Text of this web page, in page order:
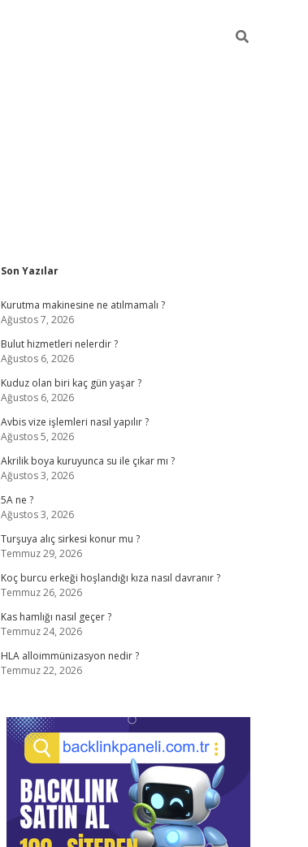
Sidebar
Son Yazılar
Kurutma makinesine ne atılmamalı ?
Ağustos 7, 2026
Bulut hizmetleri nelerdir ?
Ağustos 6, 2026
Kuduz olan biri kaç gün yaşar ?
Ağustos 6, 2026
Avbis vize işlemleri nasıl yapılır ?
Ağustos 5, 2026
Akrilik boya kuruyunca su ile çıkar mı ?
Ağustos 3, 2026
5A ne ?
Ağustos 3, 2026
Turşuya alıç sirkesi konur mu ?
Temmuz 29, 2026
Koç burcu erkeği hoşlandığı kıza nasıl davranır ?
Temmuz 26, 2026
Kas hamlığı nasıl geçer ?
Temmuz 24, 2026
HLA alloimmünizasyon nedir ?
Temmuz 22, 2026